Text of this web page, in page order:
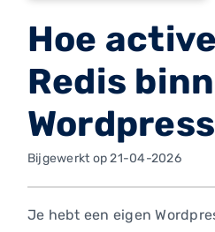
Hoe
Redis
Bijgewerkt op 21-04-2026
Je hebt een eigen